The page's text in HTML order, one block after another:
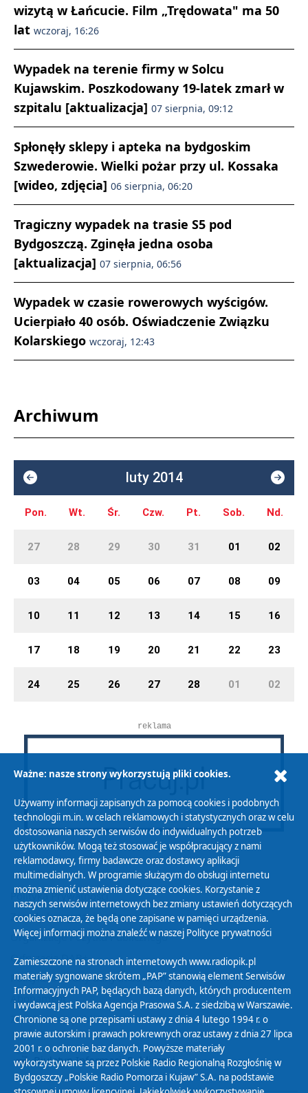
wizytą w Łańcucie. Film „Trędowata" ma 50
lat wczoraj, 16:26
Wypadek na terenie firmy w Solcu
Kujawskim. Poszkodowany 19-latek zmarł w
szpitalu [aktualizacja] 07 sierpnia, 09:12
Spłonęły sklepy i apteka na bydgoskim
Szwederowie. Wielki pożar przy ul. Kossaka
[wideo, zdjęcia] 06 sierpnia, 06:20
Tragiczny wypadek na trasie S5 pod
Bydgoszczą. Zginęła jedna osoba
[aktualizacja] 07 sierpnia, 06:56
Wypadek w czasie rowerowych wyścigów.
Ucierpiało 40 osób. Oświadczenie Związku
Kolarskiego wczoraj, 12:43
Archiwum
luty 2014
Pon. Wt. Śr. Czw. Pt. Sob. Nd.
27 28 29 30 31 01 02
03 04 05 06 07 08 09
10 11 12 13 14 15 16
17 18 19 20 21 22 23
24 25 26 27 28 01 02
reklama
Polityka Prywatności
Zasady korzystania z Serwisu
Organizacje Pożytku Publicznego
Cyfryzacja DAB+
Polityka ochrony danych osobowych
Abonament
Zamówienia publiczne
Biuletyn Informacji Publicznej
Ważne: nasze strony wykorzystują pliki cookies.
Używamy informacji zapisanych za pomocą cookies i podobnych
technologii m.in. w celach reklamowych i statystycznych oraz w celu
dostosowania naszych serwisów do indywidualnych potrzeb
użytkowników. Mogą też stosować je współpracujący z nami
reklamodawcy, firmy badawcze oraz dostawcy aplikacji
multimedialnych. W programie służącym do obsługi internetu
można zmienić ustawienia dotyczące cookies. Korzystanie z
naszych serwisów internetowych bez zmiany ustawień dotyczących
cookies oznacza, że będą one zapisane w pamięci urządzenia.
Więcej informacji można znaleźć w naszej Polityce prywatności
Zamieszczone na stronach internetowych www.radiopik.pl
materiały sygnowane skrótem „PAP” stanowią element Serwisów
Informacyjnych PAP, będących bazą danych, których producentem
i wydawcą jest Polska Agencja Prasowa S.A. z siedzibą w Warszawie.
Chronione są one przepisami ustawy z dnia 4 lutego 1994 r. o
prawie autorskim i prawach pokrewnych oraz ustawy z dnia 27 lipca
2001 r. o ochronie baz danych. Powyższe materiały
wykorzystywane są przez Polskie Radio Regionalną Rozgłośnię w
Bydgoszczy „Polskie Radio Pomorza i Kujaw” S.A. na podstawie